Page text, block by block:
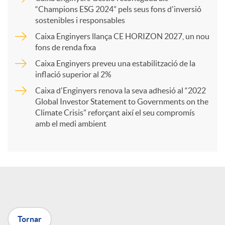
r
X
“Champions ESG 2024” pels seus fons d'inversió
sostenibles i responsables
Caixa Enginyers llança CE HORIZON 2027, un nou
fons de renda fixa
Caixa Enginyers preveu una estabilització de la
inflació superior al 2%
Caixa d'Enginyers renova la seva adhesió al “2022
Global Investor Statement to Governments on the
Climate Crisis” reforçant així el seu compromís
amb el medi ambient
Tornar